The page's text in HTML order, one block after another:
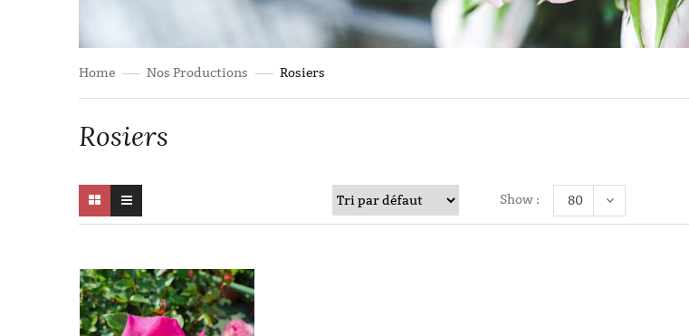
Home Nos Productions Rosiers
Rosiers
Show : 80